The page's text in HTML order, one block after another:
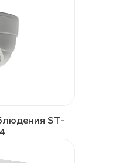
ST-